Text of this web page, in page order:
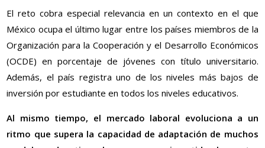
El reto cobra especial relevancia en un contexto en el que
México ocupa el último lugar entre los países miembros de la
Organización para la Cooperación y el Desarrollo Económicos
(OCDE) en porcentaje de jóvenes con título universitario.
Además, el país registra uno de los niveles más bajos de
inversión por estudiante en todos los niveles educativos.
Al mismo tiempo, el mercado laboral evoluciona a un
ritmo que supera la capacidad de adaptación de muchos